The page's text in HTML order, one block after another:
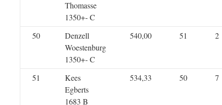
Thomasse
1350+- C
50
Denzell
Woestenburg
1350+- C
540,00 51 2
51
Kees
Egberts
1683 B
534,33 50 7